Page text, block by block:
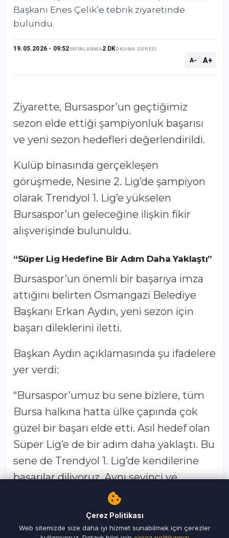
Başkanı Enes Çelik’e tebrik ziyaretinde
bulundu.
19.05.2026 - 09:52YAYINLANMA2 DKOKUMA SÜRESİ
A- A+
Ziyarette, Bursaspor’un geçtiğimiz
ve yeni sezon hedefleri değerlendirildi.
Kulüp binasında gerçekleşen
görüşmede, Nesine 2. Lig’de şampiyon
Bursaspor’un geleceğine ilişkin fikir
alışverişinde bulunuldu.
“Süper Lig Hedefine Bir Adım Daha Yaklaştı”
Bursaspor’un önemli bir başarıya imza
attığını belirten Osmangazi Belediye
Başkanı Erkan Aydın, yeni sezon için
başarı dileklerini iletti.
Başkan Aydın açıklamasında şu ifadelere
Çerez Politikası
Web sitemizde size daha iyi hizmet sunabilmek için çerezler